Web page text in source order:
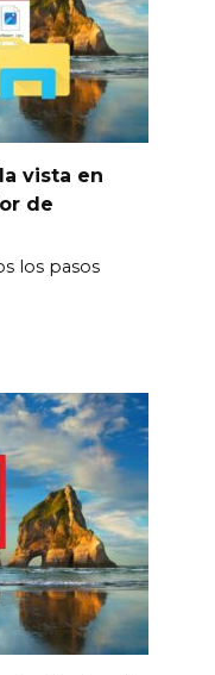
vista en
de
los pasos